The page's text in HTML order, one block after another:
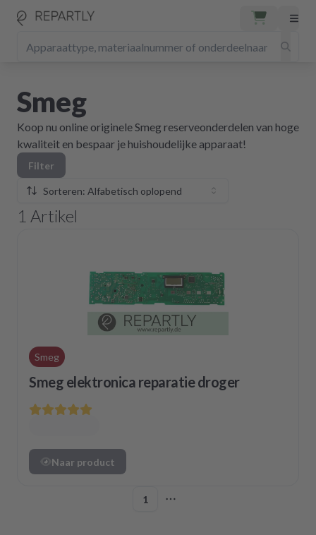
Smeg
Koop nu online originele Smeg reserveonderdelen van hoge
kwaliteit en bespaar je huishoudelijke apparaat!
Filter
Sorteren: Alfabetisch oplopend
1 Artikel
Smeg
Smeg elektronica reparatie droger
Naar product
1